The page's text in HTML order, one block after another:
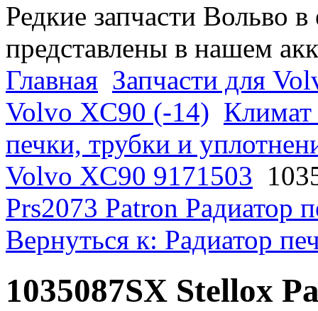
Редкие запчасти Вольво
представлены в нашем
Главная Запчасти для
Volvo XC90 (-14)
печки, трубки и
Volvo XC90 9171503
Prs2073 Patron Радиатор
Вернуться к: Радиатор
1035087SX Stellox